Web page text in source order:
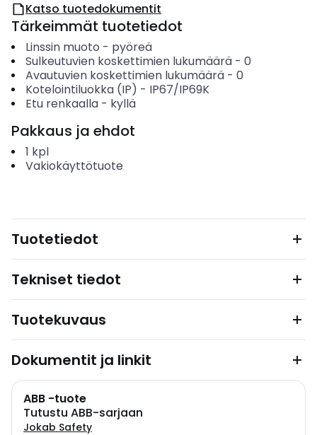
Katso tuotedokumentit
Tärkeimmät tuotetiedot
Linssin muoto - pyöreä
Sulkeutuvien koskettimien lukumäärä- 0
Avautuvien koskettimien lukumäärä- 0
Kotelointiluokka (IP) - IP67/IP69K
Etu renkaalla- kyllä
Pakkaus ja ehdot
1 kpl
Vakiokäyttötuote
Tuotetiedot
Tekniset tiedot
Tuotekuvaus
Dokumentit ja linkit
ABB -tuote
Tutustu ABB-sarjaan
Jokab Safety